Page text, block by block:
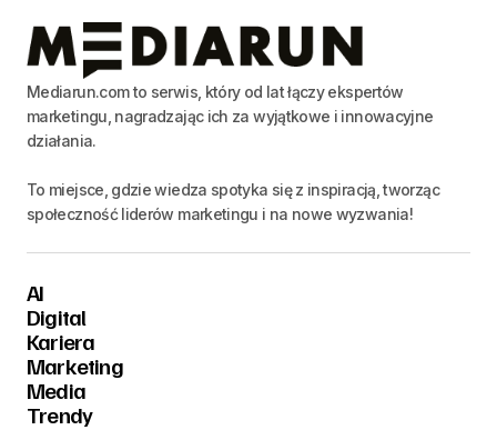
Mediarun.com to serwis, który od lat łączy ekspertów
marketingu, nagradzając ich za wyjątkowe i innowacyjne
działania.
To miejsce, gdzie wiedza spotyka się z inspiracją, tworząc
społeczność liderów marketingu i na nowe wyzwania!
AI
Digital
Kariera
Marketing
Media
Trendy